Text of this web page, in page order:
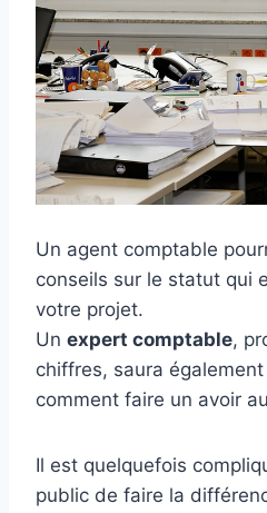
Un agent comptable
conseils sur le statut qui
votre projet.
Un expert comptable,
chiffres, saura
comment faire un avoir
Il est quelquefois
public de faire la